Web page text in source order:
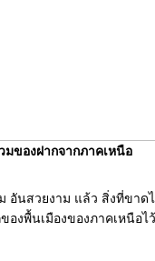
มของฝากจากภาคเหนือ
อันสวยงาม แล้ว สิ่งที่ขาด
งพื้นเมืองของภาคเหนือไ